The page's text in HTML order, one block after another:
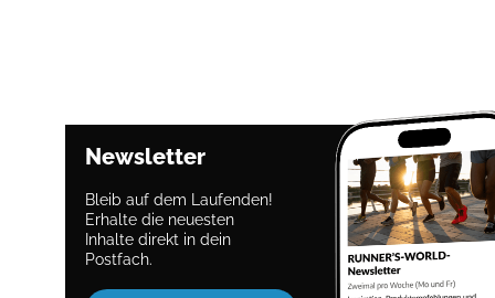
Newsletter
Bleib auf dem Laufenden!
Erhalte die neuesten
Inhalte direkt in dein
Postfach.